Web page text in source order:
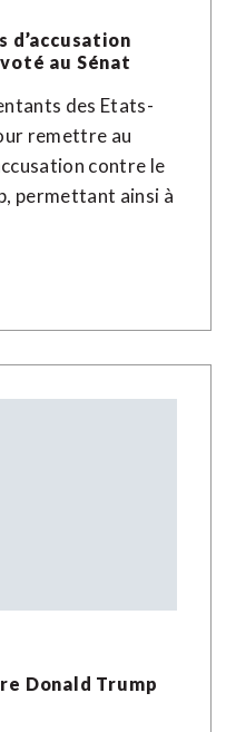
au Sénat
des Etats-
remettre au
contre le
permettant ainsi à
Donald Trump